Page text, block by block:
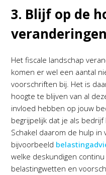
3. Blijf op de
veranderingen
Het fiscale landschap
komen er wel een aantal
voorschriften bij. Het is
hoogte te blijven van al
invloed hebben op jouw
begrijpelijk dat je als
Schakel daarom de hulp
bijvoorbeeld
welke deskundigen
belastingwetten en